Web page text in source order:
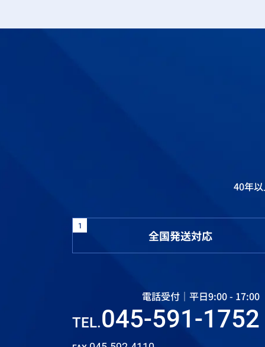
40年
1
全国発送対応
電話受付｜平日9:00 - 17:00
TEL.045-591-1752